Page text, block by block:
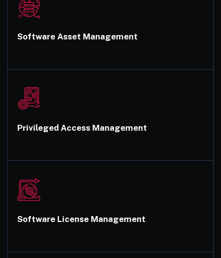
Software Asset Management
Privileged Access Management
Software License Management